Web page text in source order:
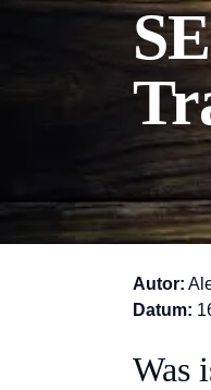
Autor:
Datum:
Was